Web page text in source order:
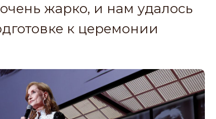
жарко, и нам удалось
к церемонии